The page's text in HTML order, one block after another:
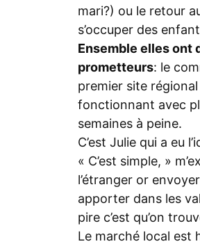
mari?) ou le retour
s’occuper des
Ensemble elles ont
prometteurs: le
premier site
fonctionnant avec
semaines à peine.
C’est Julie qui a eu
« C’est simple, »
l’étranger or
apporter dans les
pire c’est qu’on
Le marché local est